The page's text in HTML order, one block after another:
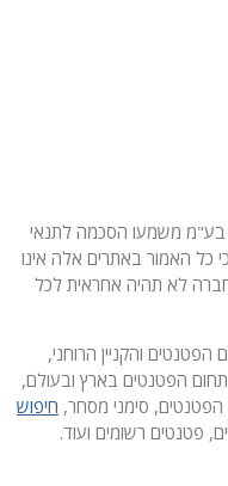
בע"מ משמעו הסכמה לתנאי
האמור באתרים אלה אינו
החברה לא תהיה אחראית לכל
והקניין הרוחני,
הפטנטים בארץ ובעולם,
סימני מסחר, חיפוש
פטנטים רשומים ועוד.